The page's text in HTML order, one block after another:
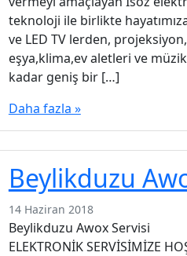
teknoloji ile birlikte
ve LED TV lerden,
eşya,klima,ev aletleri ve
kadar geniş bir […]
Daha fazla »
Beylikduzu
14 Haziran 2018
Beylikduzu Awox
ELEKTRONİK SERVİSİMİZE